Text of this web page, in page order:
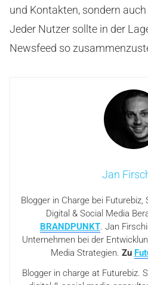
und Kontakten, sondern
Jeder Nutzer sollte in der
Newsfeed so
Jan
Blogger in Charge bei Futurebiz,
Digital & Social Media
BRANDPUNKT. Jan
Unternehmen bei der
Media Strategien. Zu
Blogger in charge at Futurebiz.